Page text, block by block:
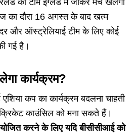
की टीम इंग्लैंड में जाकर मैच खेलेगी
का दौरा 16 अगस्त के बाद खत्म
और ऑस्ट्रेलियाई टीम के लिए कोई
गई है।
कार्यक्रम?
एशिया कप का कार्यक्रम बदलना चाहती
काउंसिल को मना सकते हैं।
करने के लिए यदि बीसीसीआई को